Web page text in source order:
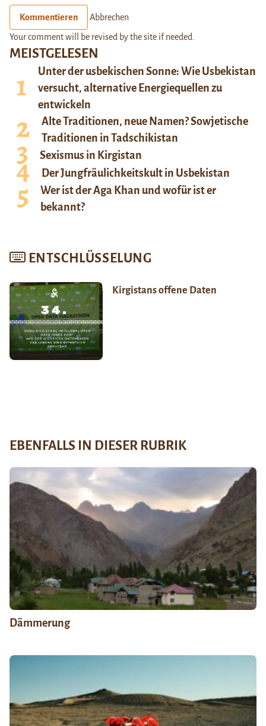
MEISTGELESEN
Unter der usbekischen Sonne: Wie Usbekistan
versucht, alternative Energiequellen zu
entwickeln
Alte Traditionen, neue Namen? Sowjetische
Traditionen in Tadschikistan
Sexismus in Kirgistan
Der Jungfräulichkeitskult in Usbekistan
Wer ist der Aga Khan und wofür ist er
bekannt?
ENTSCHLÜSSELUNG
Kirgistans offene Daten
Kommentieren Abbrechen
Your comment will be revised by the site if needed.
EBENFALLS IN DIESER RUBRIK
Dämmerung